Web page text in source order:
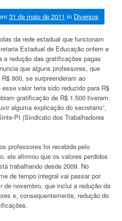
31 de maio de 2011 in Diversos
da rede estadual que funcionam
Estadual de Educação ontem e
redução das gratificações pagas
que alguns professores, que
800, se surpreenderam ao
valor teria sido reduzido para R$
gratificação de R$ 1.500 tiveram
alguma explicação do secretário”,
PI (Sindicato dos Trabalhadores
professores foi recebida pelo
ele afirmou que os valores perdidos
trabalhando desde 2009. No
de tempo integral vai passar por
de novembro, que inclui a redução da
e, consequentemente, redução do